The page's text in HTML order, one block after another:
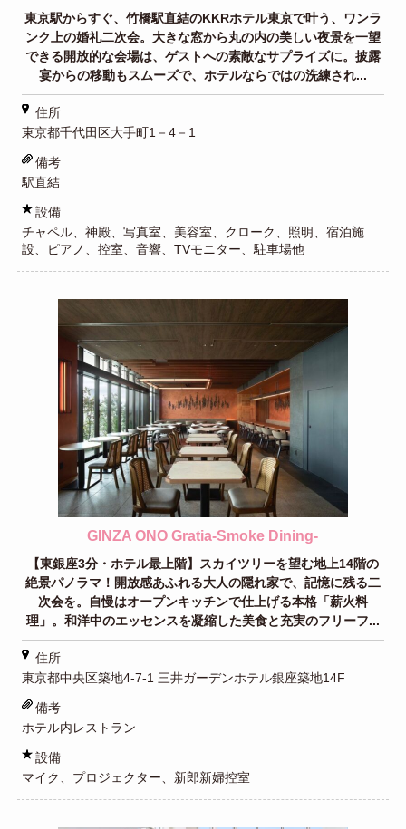
東京駅からすぐ、竹橋駅直結のKKRホテル東京で叶う、ワンラ
ンク上の婚礼二次会。大きな窓から丸の内の美しい夜景を一望
できる開放的な会場は、ゲストへの素敵なサプライズに。披露
宴からの移動もスムーズで、ホテルならではの洗練され...
住所
東京都千代田区大手町1－4－1
備考
駅直結
設備
チャペル、神殿、写真室、美容室、クローク、照明、宿泊施
設、ピアノ、控室、音響、TVモニター、駐車場他
GINZA ONO Gratia‐Smoke Dining‐
【東銀座3分・ホテル最上階】スカイツリーを望む地上14階の
絶景パノラマ！開放感あふれる大人の隠れ家で、記憶に残る二
次会を。自慢はオープンキッチンで仕上げる本格「薪火料
理」。和洋中のエッセンスを凝縮した美食と充実のフリーフ...
住所
東京都中央区築地4-7-1 三井ガーデンホテル銀座築地14F
備考
ホテル内レストラン
設備
マイク、プロジェクター、新郎新婦控室